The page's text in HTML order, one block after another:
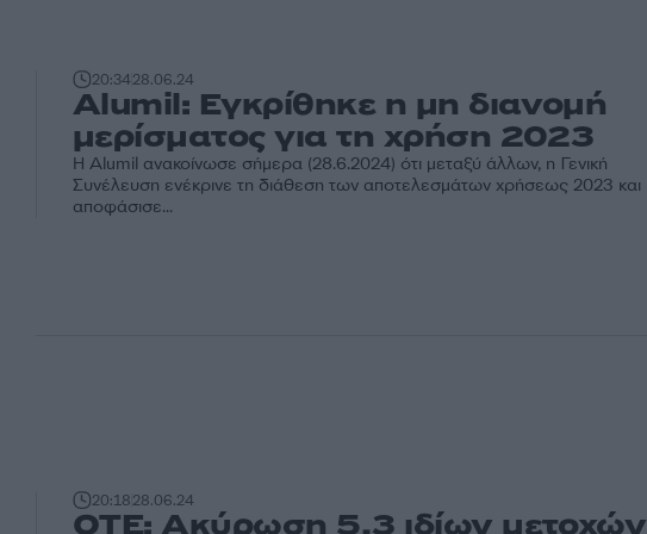
20:3428.06.24
Alumil: Εγκρίθηκε η μη διανομή
μερίσματος για τη χρήση 2023
Η Alumil ανακοίνωσε σήμερα (28.6.2024) ότι μεταξύ άλλων, η Γενική
Συνέλευση ενέκρινε τη διάθεση των αποτελεσμάτων χρήσεως 2023 και
αποφάσισε...
20:1828.06.24
ΟΤΕ: Ακύρωση 5,3 ιδίων μετοχών